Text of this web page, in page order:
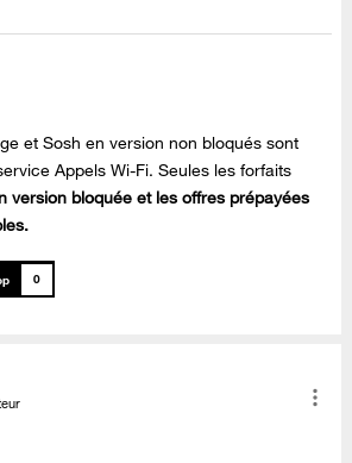
et Sosh en version non bloqués sont
Appels Wi-Fi. Seules les forfaits
version bloquée et les offres prépayées
0